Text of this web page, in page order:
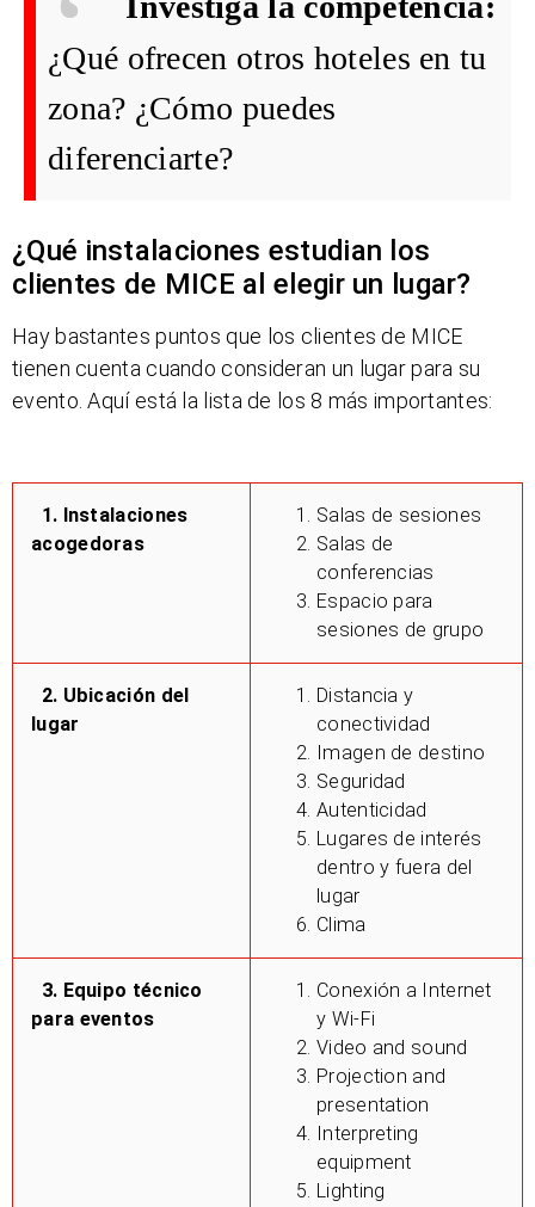
¿Qué ofrecen otros hoteles en tu
zona? ¿Cómo puedes
diferenciarte?
¿Qué instalaciones estudian los
clientes de MICE al elegir un lugar?
Hay bastantes puntos que los clientes de MICE
tienen cuenta cuando consideran un lugar para su
evento. Aquí está la lista de los 8 más importantes:
1. Instalaciones
acogedoras
Salas de sesiones
Salas de
conferencias
Espacio para
sesiones de grupo
2. Ubicación del
lugar
Distancia y
conectividad
Imagen de destino
Seguridad
Autenticidad
Lugares de interés
dentro y fuera del
lugar
Clima
3. Equipo técnico
para eventos
Conexión a Internet
y Wi-Fi
Video and sound
Projection and
presentation
Interpreting
equipment
Lighting